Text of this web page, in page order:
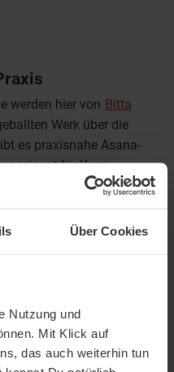
Über Cookies
Nutzung und
Mit Klick auf
das auch weiterhin tun
werden hier von Bitta
Werk über die
es praxisnahe Asana-
geeignet für Yoga-